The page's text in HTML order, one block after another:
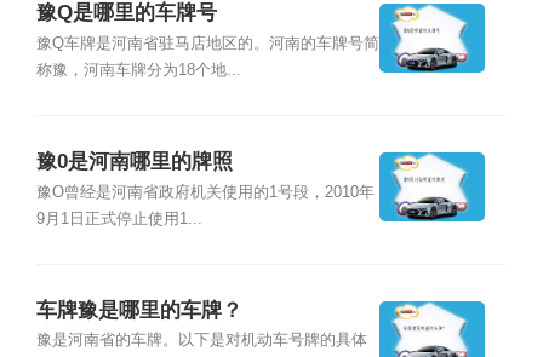
豫Q是哪里的车牌号
豫Q车牌是河南省驻马店地区的。河南的车牌号简
称豫，河南车牌分为18个地...
豫0是河南哪里的牌照
豫O曾经是河南省政府机关使用的1号段，2010年
9月1日正式停止使用1...
车牌豫是哪里的车牌？
豫是河南省的车牌。以下是对机动车号牌的具体